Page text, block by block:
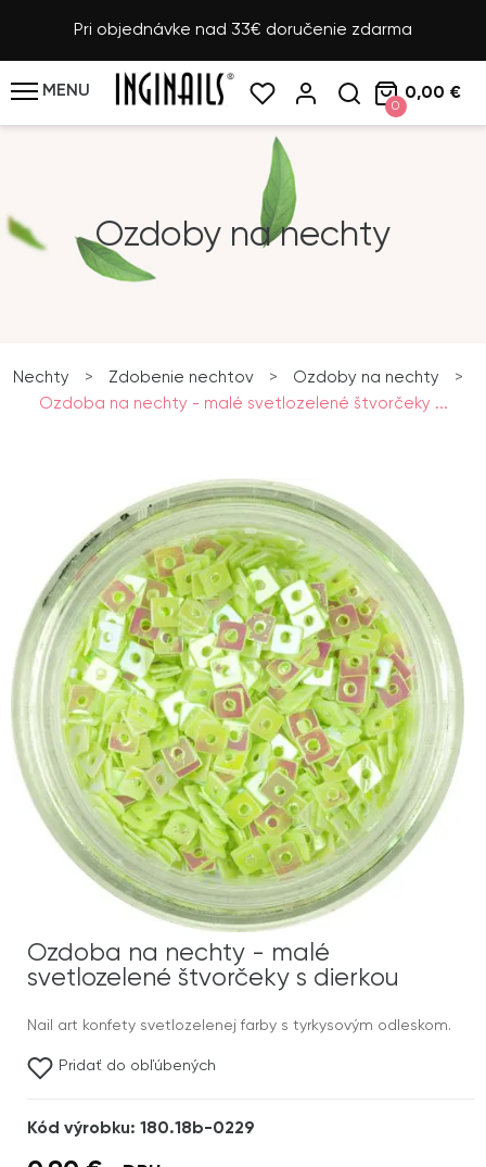
Pri objednávke nad 33€ doručenie zdarma
MENU
0
0,00 €
Ozdoby na nechty
Nechty > Zdobenie nechtov > Ozdoby na nechty
>
Ozdoba na nechty - malé svetlozelené štvorčeky ...
Ozdoba na nechty - malé
svetlozelené štvorčeky s dierkou
Nail art konfety svetlozelenej farby s tyrkysovým odleskom.
Pridať do obľúbených
Kód výrobku: 180.18b-0229